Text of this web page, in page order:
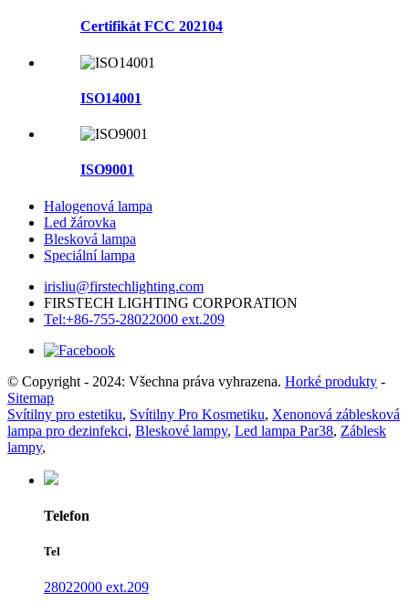
Certifikát FCC 202104
ISO14001
ISO9001
Halogenová lampa
Led žárovka
Blesková lampa
Speciální lampa
irisliu@firstechlighting.com
FIRSTECH LIGHTING CORPORATION
Tel:+86-755-28022000 ext.209
© Copyright - 2024: Všechna práva vyhrazena. Horké produkty -
Sitemap
Svítilny pro estetiku, Svítilny Pro Kosmetiku, Xenonová záblesková
lampa pro dezinfekci, Bleskové lampy, Led lampa Par38, Záblesk
lampy,
Telefon
Tel
28022000 ext.209